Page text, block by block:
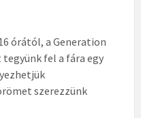
órától, a Generation
fel a fára egy
szerezzünk